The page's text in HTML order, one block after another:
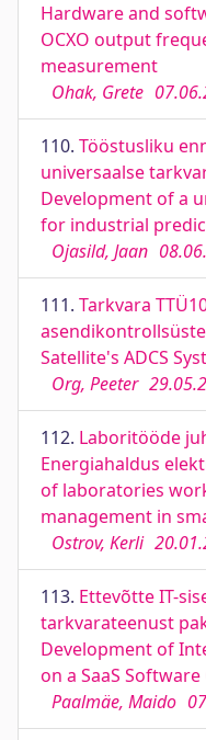
Hardware and
OCXO output
measurement
Ohak, Grete
110. Tööstusliku
universaalse
Development of a
for industrial
Ojasild, Jaan
111. Tarkvara
Satellite's ADCS
Org, Peeter
112. Laboritööde
Energiahaldus
of laboratories
management in
Ostrov, Kerli
113. Ettevõtte IT-
tarkvarateenust
Development of
on a SaaS
Paalmäe, Maido